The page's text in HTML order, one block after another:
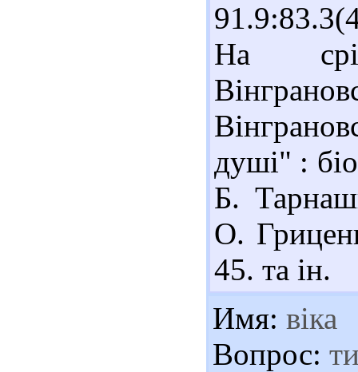
На
душі" :
Б.
О.
45. та ін.
Имя: віка
Вопрос: